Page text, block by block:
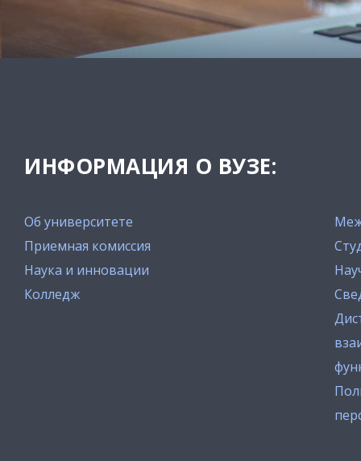
ИНФОРМАЦИЯ О ВУЗЕ:
Об университете
Приемная комиссия
Наука и инновации
Колледж